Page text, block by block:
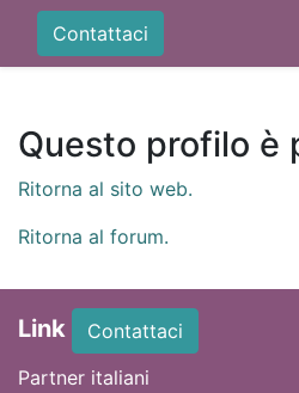
Contattaci
Questo profilo è
Ritorna al sito web.
Ritorna al forum.
Link
Contattaci
Partner italiani